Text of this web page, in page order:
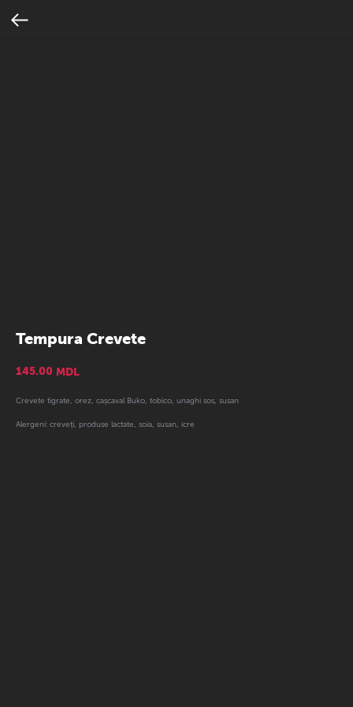
Tempura Crevete
145.00 MDL
Crevete tigrate, orez, cașcaval Buko, tobico, unaghi sos, susan
Alergeni: creveți, produse lactate, soia, susan, icre